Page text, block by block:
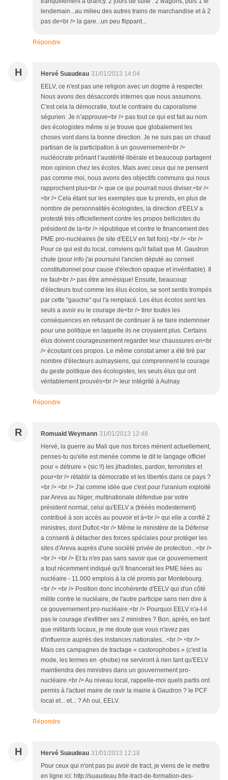
lendemain...au milieu des autres trains de marchandise et à 2
pas de<br /> la gare...un peu flippant...
Répondre
H Hervé Suaudeau 31/01/2013 14:04
EELV, ce n'est pas une religion avec un dogme à respecter.
Nous avons des désaccords internes que nous assumons.
C'est cela la démocratie, tout le contraire du caporalisme
ségurien. Je n’approuve<br /> pas tout ce qui est fait au nom
des écologistes même si je trouve que globalement les
choses vont dans la bonne direction. Je ne suis pas un chaud
partisan de la participation à un gouvernement<br />
nucléocrate prônant l’austérité libérale et beaucoup partagent
mon opinion chez les écolos. Mais avec ceux qui ne pensent
pas comme moi, nous avons des objectifs communs qui nous
rapprochent plus<br /> que ce qui pourrait nous diviser.<br />
<br /> Cela étant sur les exemples que tu prends, en plus de
nombre de personnalités écologistes, la direction d'EELV a
protesté très officiellement contre les propos bellicistes du
président de la<br /> république et contre le financement des
PME pro-nucléaires (le site d'EELV en fait fois).<br /> <br />
Pour ce qui est du local, conviens qu'il fallait que M. Gaudron
chute (pour info j'ai poursuivi l'ancien député au conseil
constitutionnel pour cause d'élection opaque et invérifiable). Il
ne faut<br /> pas être amnésique! Ensuite, beaucoup
d'électeurs tout comme les élus écolos, se sont sentis trompés
par cette "gauche" qui l'a remplacé. Les élus écolos sont les
seuls a avoir eu le courage de<br /> tirer toutes les
conséquences en refusant de continuer à se faire indemniser
pour une politique en laquelle ils ne croyaient plus. Certains
élus doivent courageusement regarder leur chaussures en<br
/> écoutant ces propos. Le même constat amer a été tiré par
nombre d'électeurs aulnaysiens, qui comprennent le courage
du geste politique des écologistes, les seuls élus qui ont
véritablement prouvés<br /> leur intégrité à Aulnay.
Répondre
R Romuald Weymann 31/01/2013 12:48
Hervé, la guerre au Mali que nos forces mènent actuellement,
penses-tu qu'elle est menée comme le dit le langage officiel
pour « détruire » (sic !!) les jihadistes, pardon, terroristes et
pour<br /> rétablir la démocratie et les libertés dans ce pays ?
<br /> <br /> J'ai comme idée que c'est pour l'uranium exploité
par Areva au Niger, multinationale défendue par votre
président normal, celui qu'EELV a (trèèès modestement)
contribué à son accès au pouvoir et à<br /> qui elle a confié 2
ministres, dont Duflot.<br /> Même le ministère de la Défense
a consenti à détacher des forces spéciales pour protéger les
sites d'Areva auprès d'une société privée de protection...<br />
<br /> <br /> Et tu n'es pas sans savoir que ce gouvernement
a tout récemment indiqué qu'il financerait les PME liées au
nucléaire - 11.000 emplois à la clé promis par Montebourg.
<br /> <br /> Position donc incohérente d'EELV qui d'un côté
milite contre le nucléaire, de l'autre participe sans rien dire à
ce gouvernement pro-nucléaire.<br /> Pourquoi EELV n'a-t-il
pas le courage d'exfiltrer ses 2 ministres ? Bon, après, en tant
que militants locaux, je me doute que vous n'avez pas
d'influence auprès des instances nationales...<br /> <br />
Mais ces campagnes de tractage « castorophobes » (c'est la
mode, les termes en -phobe) ne serviront à rien tant qu'EELV
maintiendra des ministres dans un gouvernement pro-
nucléaire.<br /> Au niveau local, rappelle-moi quels partis ont
permis à l'actuel maire de ravir la mairie à Gaudron ? le PCF
local et... et... ? Ah oui, EELV.
Répondre
H Hervé Suaudeau 31/01/2013 12:18
Pour ceux qui n'ont pas pu avoir de tract, je viens de le mettre
en ligne ici: http://suaudeau.fr/le-tract-de-formation-des-